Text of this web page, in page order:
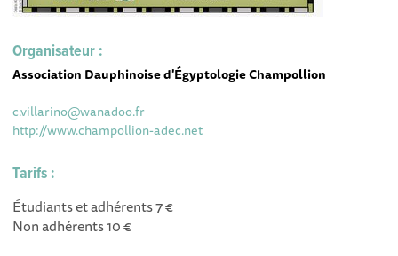
Organisateur :
Association Dauphinoise d'Égyptologie Champollion
c.villarino@wanadoo.fr
http://www.champollion-adec.net
Tarifs :
Étudiants et adhérents 7 €
Non adhérents 10 €